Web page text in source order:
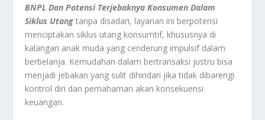
BNPL Dan Potensi Terjebaknya Konsumen Dalam
Siklus Utangtanpa disadari, layanan ini berpotensi
menciptakan siklus utang konsumtif, khususnya di
kalangan anak muda yang cenderung impulsif dalam
berbelanja. Kemudahan dalam bertransaksi justru bisa
menjadi jebakan yang sulit dihindari jika tidak dibarengi
kontrol diri dan pemahaman akan konsekuensi
keuangan.